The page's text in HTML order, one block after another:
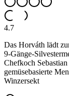
4.7
Das Horváth lädt
9-Gänge-
Chefkoch
gemüsebasierte
Winzersekt